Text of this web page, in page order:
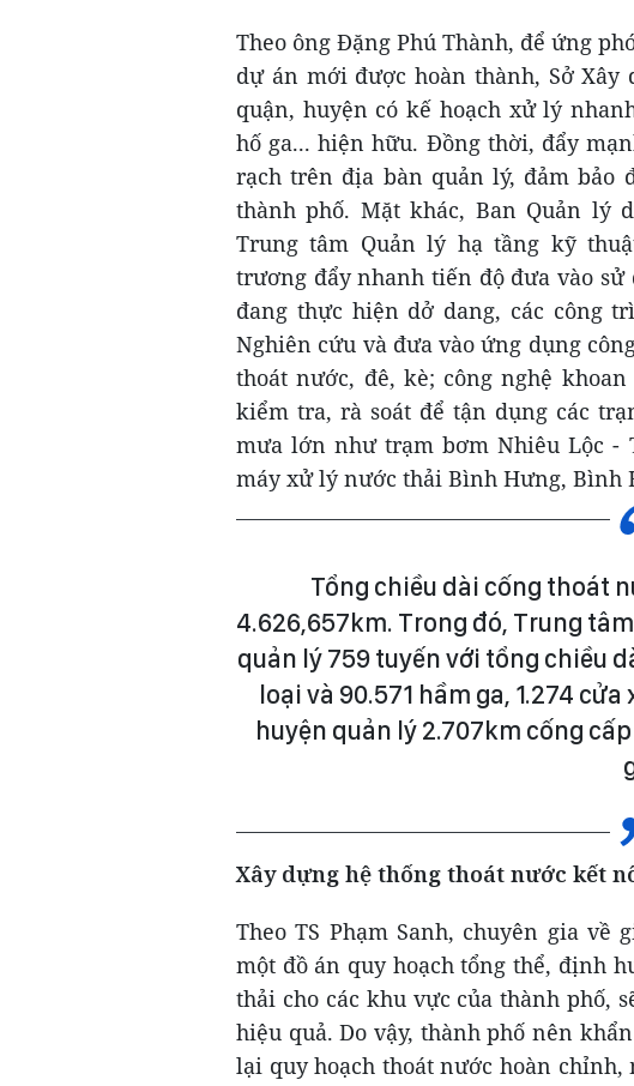
Theo ông Đặng Phú Thành, để ứng
dự án mới được hoàn thành, Sở Xây
quận, huyện có kế hoạch xử lý
hố ga... hiện hữu. Đồng thời, đẩy
rạch trên địa bàn quản lý, đảm bảo
thành phố. Mặt khác, Ban Quản lý
Trung tâm Quản lý hạ tầng kỹ
trương đẩy nhanh tiến độ đưa vào
đang thực hiện dở dang, các công
Nghiên cứu và đưa vào ứng dụng
thoát nước, đê, kè; công nghệ
kiểm tra, rà soát để tận dụng các
mưa lớn như trạm bơm Nhiêu Lộc -
máy xử lý nước thải Bình Hưng, Bình
Tổng chiều dài cống thoát
4.626,657km. Trong đó, Trung
quản lý 759 tuyến với tổng chiều
loại và 90.571 hầm ga, 1.274
huyện quản lý 2.707km cống
Xây dựng hệ thống thoát nước kết
Theo TS Phạm Sanh, chuyên gia
một đồ án quy hoạch tổng thể, định
thải cho các khu vực của thành phố,
hiệu quả. Do vậy, thành phố nên
lại quy hoạch thoát nước hoàn